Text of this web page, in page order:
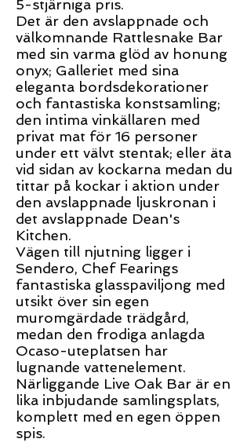
5-stjärniga pris.
Det är den avslappnade och
välkomnande Rattlesnake Bar
med sin varma glöd av honung
onyx; Galleriet med sina
eleganta bordsdekorationer
och fantastiska konstsamling;
den intima vinkällaren med
privat mat för 16 personer
under ett välvt stentak; eller äta
vid sidan av kockarna medan du
tittar på kockar i aktion under
den avslappnade ljuskronan i
det avslappnade Dean's
Kitchen.
Vägen till njutning ligger i
Sendero, Chef Fearings
fantastiska glasspaviljong med
utsikt över sin egen
muromgärdade trädgård,
medan den frodiga anlagda
Ocaso-uteplatsen har
lugnande vattenelement.
Närliggande Live Oak Bar är en
lika inbjudande samlingsplats,
komplett med en egen öppen
spis.